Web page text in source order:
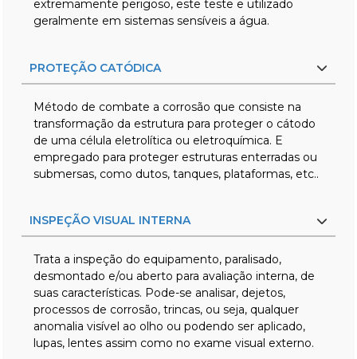
extremamente perigoso, este teste e utilizado
geralmente em sistemas sensíveis a água.
PROTEÇÃO CATÓDICA
Método de combate a corrosão que consiste na
transformação da estrutura para proteger o cátodo
de uma célula eletrolítica ou eletroquímica. E
empregado para proteger estruturas enterradas ou
submersas, como dutos, tanques, plataformas, etc..
INSPEÇÃO VISUAL INTERNA
Trata a inspeção do equipamento, paralisado,
desmontado e/ou aberto para avaliação interna, de
suas características. Pode-se analisar, dejetos,
processos de corrosão, trincas, ou seja, qualquer
anomalia visível ao olho ou podendo ser aplicado,
lupas, lentes assim como no exame visual externo.